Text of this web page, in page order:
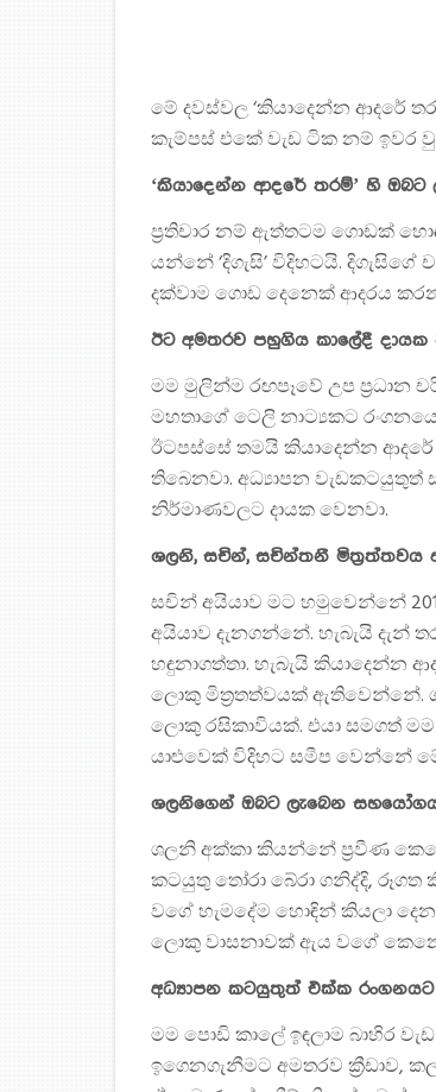
මේ දවස්වල ‘කියාදෙන්න ආදරේ
කැම්පස් එකේ වැඩ ටික නම් ඉවර
‘කියාදෙන්න ආදරේ තරම්’ හි ඔබට
ප්‍රතිචාර නම් ඇත්තටම ගොඩක්
යන්නේ ‘දිගැසි’ විදිහටයි.
දක්වාම ගොඩ දෙනෙක් ආදරය
ඊට අමතරව පහුගිය කාලේදී
මම මුලින්ම රඟපෑවේ උප ප්‍රධාන
මහතාගේ ටෙලි නාට්‍යකට
ඊටපස්සේ තමයි කියාදෙන්න
තිබෙනවා. අධ්‍යාපන
නිර්මාණවලට දායක වෙනවා.
ශලනි, සචින්, සචින්තනී
සචින් අයියාව මට හමුවෙන්නේ
අයියාව දැනගන්නේ. හැබැයි
හඳුනාගත්තා. හැබැයි
ලොකු මිත්‍රතත්වයක් ඇතිවෙන්නේ.
ලොකු රසිකාවියක්. එයා සමගත් මම
යාළුවෙක් විදිහට සමීප වෙන්නේ
ශලනිගෙන් ඔබට ලැබෙන
ශලනි අක්කා කියන්නේ ප්‍රවීණ
කටයුතු තෝරා බේරා ගනිද්දි,
වගේ හැමදේම හොඳින් කියලා
ලොකු වාසනාවක් ඇය වගේ
අධ්‍යාපන කටයුතුත් එක්ක
මම පොඩි කාලේ ඉඳලාම බාහිර
ඉගෙනගැනීමට අමතරව ක්‍රීඩාව,